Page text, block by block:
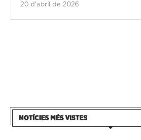
20 d'abril de 2026
NOTÍCIES MÉS VISTES